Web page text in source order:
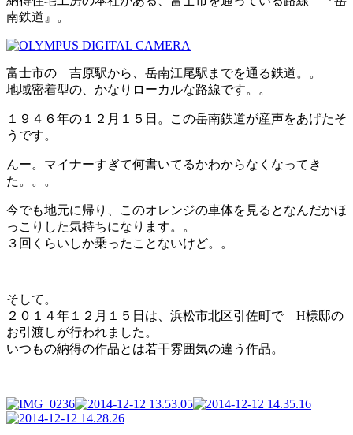
南鉄道』。
富士市の 吉原駅から、岳南江尾駅までを通る鉄道。。
地域密着型の、かなりローカルな路線です。。
１９４６年の１２月１５日。この岳南鉄道が産声をあげたそ
うです。
んー。マイナーすぎて何書いてるかわからなくなってき
た。。。
今でも地元に帰り、このオレンジの車体を見るとなんだかほ
っこりした気持ちになります。。
３回くらいしか乗ったことないけど。。
そして。
２０１４年１２月１５日は、浜松市北区引佐町で H様邸の
お引渡しが行われました。
いつもの納得の作品とは若干雰囲気の違う作品。